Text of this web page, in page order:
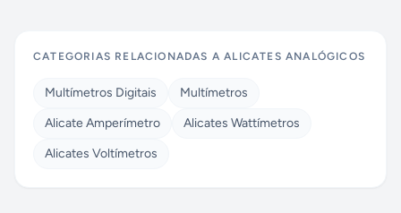
CATEGORIAS RELACIONADAS AALICATES ANALÓGICOS
Multímetros Digitais
Multímetros
Alicate Amperímetro
Alicates Wattímetros
Alicates Voltímetros